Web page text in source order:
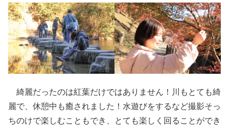
綺麗だったのは紅葉だけではありません！川もとても綺
麗で、休憩中も癒されました！水遊びをするなど撮影そっ
ちのけで楽しむこともでき、とても楽しく回ることができ